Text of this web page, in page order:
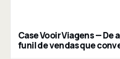
Case Vooir Viagens — De
funil de vendas que